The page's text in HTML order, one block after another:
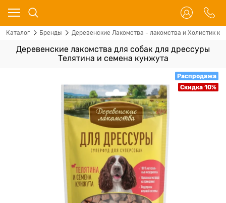
Каталог Бренды Деревенские Лакомства - лакомства и Холистик
Деревенские лакомства для собак для дрессуры
Телятина и семена кунжута
Распродажа
Скидка 10%